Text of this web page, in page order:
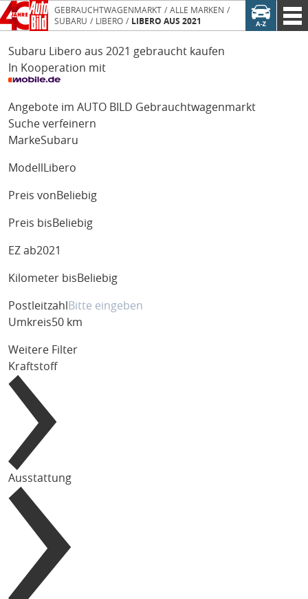
GEBRAUCHTWAGENMARKT
ALLE MARKEN
SUBARU
LIBERO LIBERO AUS 2021
Subaru Libero aus 2021 gebraucht kaufen
In Kooperation mit
Angebote im AUTO BILD Gebrauchtwagenmarkt
Suche verfeinern
MarkeSubaru
Modell Libero
Preis von Beliebig
Preis bis Beliebig
EZ ab2021
Kilometer bis Beliebig
Postleitzahl
Umkreis50 km
Weitere Filter
Kraftstoff
Ausstattung